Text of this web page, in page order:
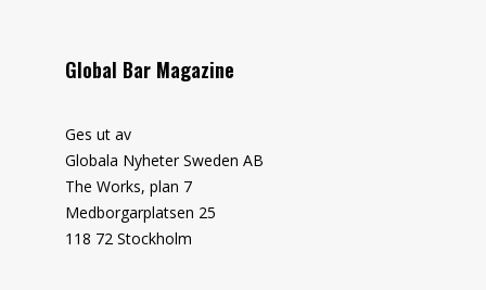
Global Bar Magazine
Ges ut av
Globala Nyheter Sweden AB
The Works, plan 7
Medborgarplatsen 25
118 72 Stockholm